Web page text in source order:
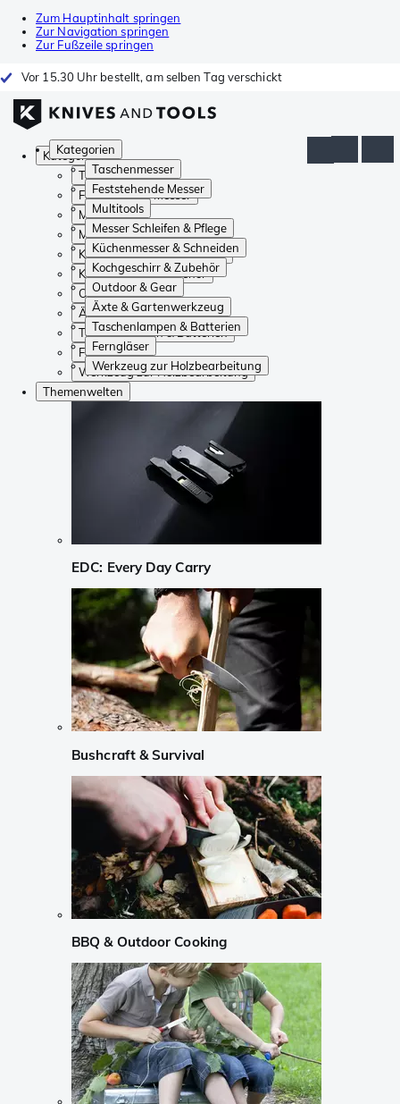
Zum Hauptinhalt springen
Zur Navigation springen
Zur Fußzeile springen
Vor 15.30 Uhr bestellt, am selben Tag verschickt
Kategorien
Taschenmesser
Feststehende Messer
Multitools
Messer Schleifen & Pflege
Küchenmesser & Schneiden
Kochgeschirr & Zubehör
Outdoor & Gear
Äxte & Gartenwerkzeug
Taschenlampen & Batterien
Ferngläser
Werkzeug zur Holzbearbeitung
Kategorien
Taschenmesser
Feststehende Messer
Multitools
Messer Schleifen & Pflege
Küchenmesser & Schneiden
Kochgeschirr & Zubehör
Outdoor & Gear
Äxte & Gartenwerkzeug
Taschenlampen & Batterien
Ferngläser
Werkzeug zur Holzbearbeitung
Themenwelten
EDC: Every Day Carry
Bushcraft & Survival
BBQ & Outdoor Cooking